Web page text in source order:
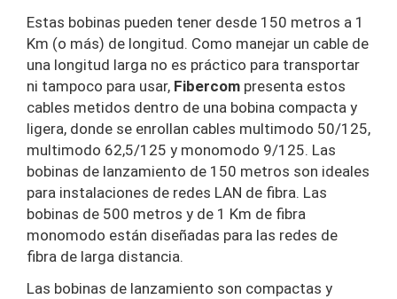
Estas bobinas pueden tener desde 150 metros a 1
Km (o más) de longitud. Como manejar un cable de
una longitud larga no es práctico para transportar
ni tampoco para usar, Fibercom presenta estos
cables metidos dentro de una bobina compacta y
ligera, donde se enrollan cables multimodo 50/125,
multimodo 62,5/125 y monomodo 9/125. Las
bobinas de lanzamiento de 150 metros son ideales
para instalaciones de redes LAN de fibra. Las
bobinas de 500 metros y de 1 Km de fibra
monomodo están diseñadas para las redes de
fibra de larga distancia.
Las bobinas de lanzamiento son compactas y